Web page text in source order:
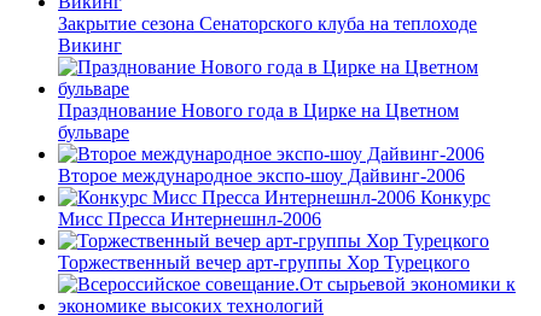
Закрытие сезона Сенаторского клуба на теплоходе
Викинг
Празднование Нового года в Цирке на Цветном
бульваре
Второе международное экспо-шоу Дайвинг-2006
Конкурс
Мисс Пресса Интернешнл-2006
Торжественный вечер арт-группы Хор Турецкого